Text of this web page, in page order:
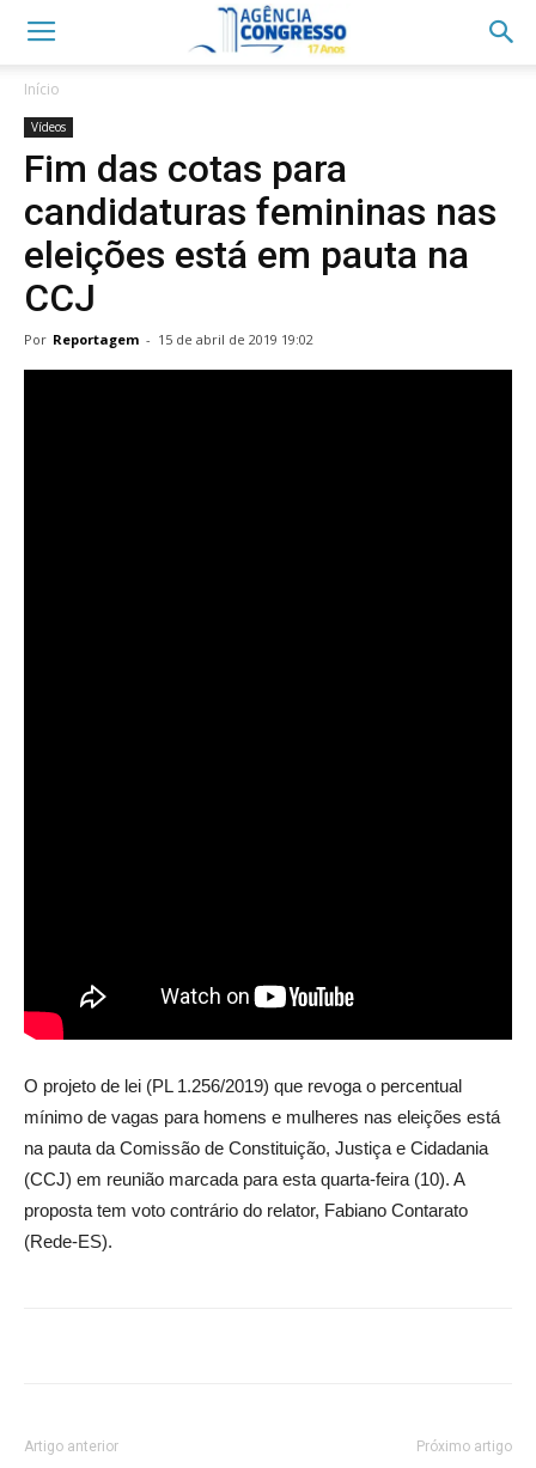
Início
Vídeos
Fim das cotas para
candidaturas femininas nas
eleições está em pauta na
CCJ
Por Reportagem - 15 de abril de 2019 19:02
O projeto de lei (PL 1.256/2019) que revoga o percentual
mínimo de vagas para homens e mulheres nas eleições está
na pauta da Comissão de Constituição, Justiça e Cidadania
(CCJ) em reunião marcada para esta quarta-feira (10). A
proposta tem voto contrário do relator, Fabiano Contarato
(Rede-ES).
Artigo anterior Próximo artigo